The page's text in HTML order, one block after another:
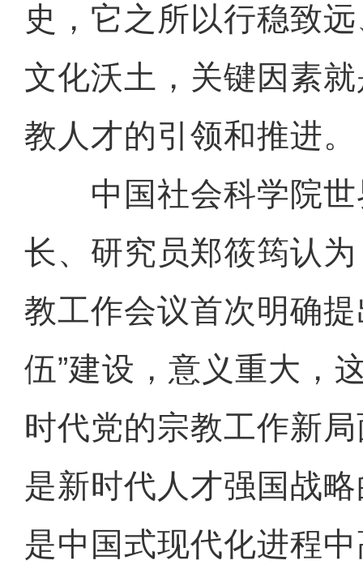
史，它之所以行稳致
文化沃土，关键因素
教人才的引领和推进。
中国社会科学院世
长、研究员郑筱筠认
教工作会议首次明确
伍”建设，意义重大，
时代党的宗教工作新
是新时代人才强国战
是中国式现代化进程